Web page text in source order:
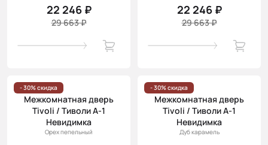
22 246 ₽
29 663 ₽
22 246 ₽
29 663 ₽
- 30% скидка
Межкомнатная дверь
Tivoli / Тиволи А-1
Невидимка
Орех пепельный
- 30% скидка
Межкомнатная дверь
Tivoli / Тиволи А-1
Невидимка
Дуб карамель